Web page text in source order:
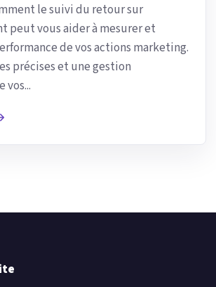
le suivi du retour sur
peut vous aider à mesurer et
de vos actions marketing.
précises et une gestion
vos...